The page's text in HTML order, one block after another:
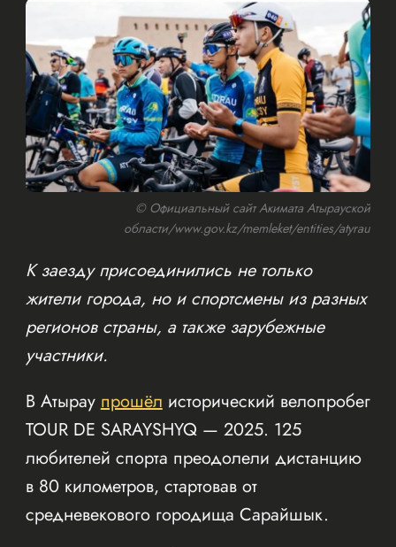
© Официальный сайт Акимата Атырауской
области/www.gov.kz/memleket/entities/atyrau
К заезду присоединились не только
жители города, но и спортсмены из разных
регионов страны, а также зарубежные
участники.
В Атыраупрошёлисторический велопробег
TOUR DE SARAYSHYQ — 2025. 125
любителей спорта преодолели дистанцию
в 80 километров, стартовав от
средневекового городища Сарайшык.